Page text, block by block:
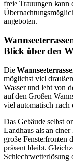
freie Trauungen kann
angeboten.
Blick über den
Die
möglichst viel
Wasser und lebt von
auf den Großen
viel automatisch nach
Das Gebäude selbst
Landhaus als an
große Fensterfronten
präsent bleibt.
Schlechtwetterlösung